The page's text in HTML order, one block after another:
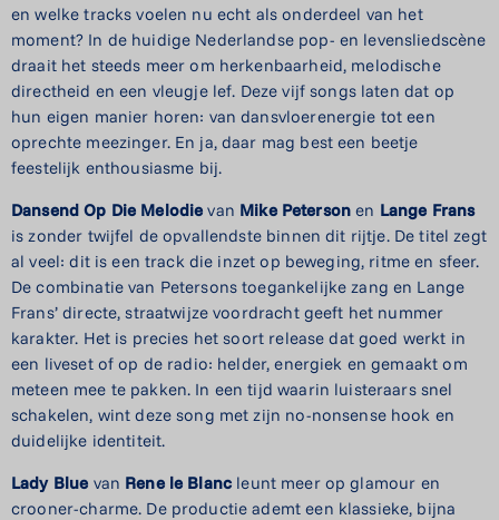
en welke tracks voelen nu echt als onderdeel van het
moment? In de huidige Nederlandse pop- en levensliedscène
draait het steeds meer om herkenbaarheid, melodische
directheid en een vleugje lef. Deze vijf songs laten dat op
hun eigen manier horen: van dansvloerenergie tot een
oprechte meezinger. En ja, daar mag best een beetje
feestelijk enthousiasme bij.
Dansend Op Die Melodie van Mike Peterson en Lange Frans
is zonder twijfel de opvallendste binnen dit rijtje. De titel zegt
al veel: dit is een track die inzet op beweging, ritme en sfeer.
De combinatie van Petersons toegankelijke zang en Lange
Frans’ directe, straatwijze voordracht geeft het nummer
karakter. Het is precies het soort release dat goed werkt in
een liveset of op de radio: helder, energiek en gemaakt om
meteen mee te pakken. In een tijd waarin luisteraars snel
schakelen, wint deze song met zijn no-nonsense hook en
duidelijke identiteit.
Lady Blue van Rene le Blanc leunt meer op glamour en
crooner-charme. De productie ademt een klassieke, bijna